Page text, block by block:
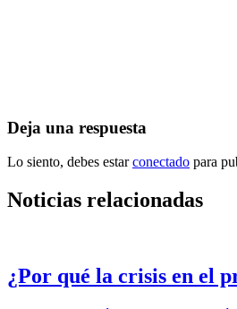
Deja una respuesta
Lo siento, debes estarconectado para
Noticias relacionadas
¿Por qué la crisis en el